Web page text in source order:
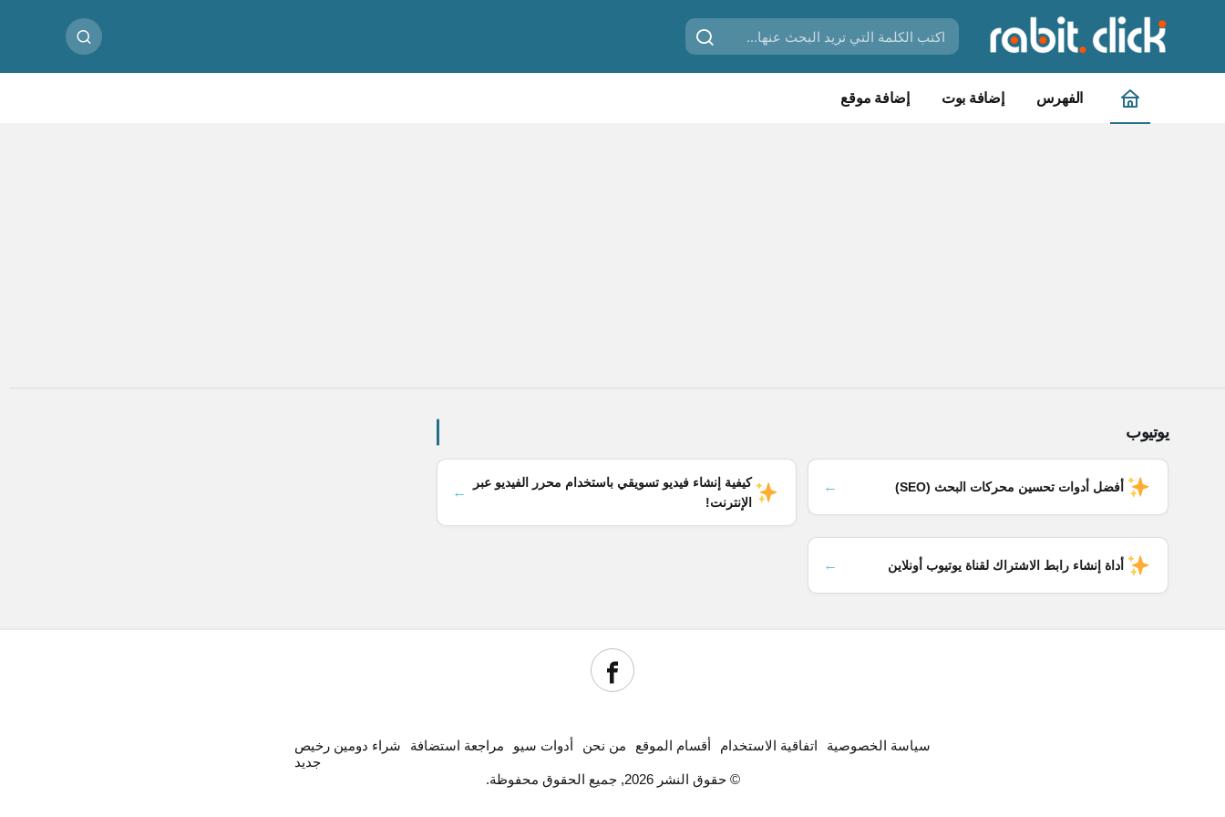
الفهرس إضافة بوت إضافة موقع
يوتيوب
أفضل أدوات تحسين محركات البحث (SEO) ←
كيفية إنشاء فيديو تسويقي باستخدام محرر الفيديو عبر
الإنترنت!
←
أداة إنشاء رابط الاشتراك لقناة يوتيوب أونلاين ←
سياسة الخصوصية اتفاقية الاستخدام أقسام الموقع من نحن أدوات سيو مراجعة استضافة
شراء دومين رخيص
جديد
© حقوق النشر 2026, جميع الحقوق محفوظة.